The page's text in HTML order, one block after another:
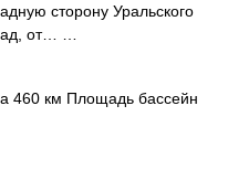
сторону Уральского
от… …
460 км Площадь бассейн